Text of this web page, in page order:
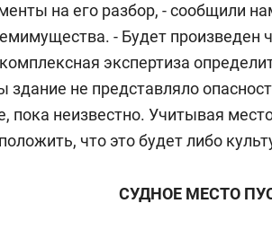
на его разбор, - сообщили
- Будет произведен
экспертиза
здание не представляло
пока неизвестно. Учитывая
что это будет либо
СУДНОЕ МЕСТО